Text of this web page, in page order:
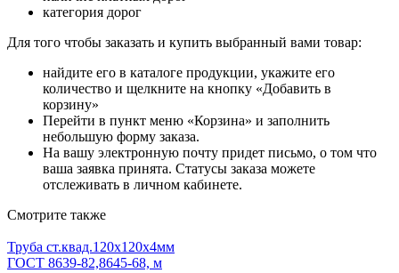
категория дорог
Для того чтобы заказать и купить выбранный вами товар:
найдите его в каталоге продукции, укажите его
количество и щелкните на кнопку «Добавить в
корзину»
Перейти в пункт меню «Корзина» и заполнить
небольшую форму заказа.
На вашу электронную почту придет письмо, о том что
ваша заявка принята. Статусы заказа можете
отслеживать в личном кабинете.
Смотрите также
Труба ст.квад.120х120х4мм
ГОСТ 8639-82,8645-68, м